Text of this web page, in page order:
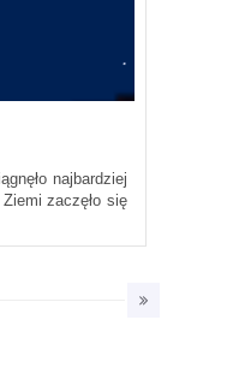
najbardziej
zaczęło się